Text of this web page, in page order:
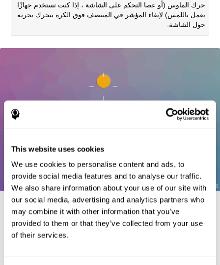
This website uses cookies
We use cookies to personalise content and ads, to
provide social media features and to analyse our traffic.
We also share information about your use of our site with
our social media, advertising and analytics partners who
may combine it with other information that you’ve
provided to them or that they’ve collected from your use
of their services.
حرك الماوس (أو عصا التحكم على الشاشة ، إذا كنت تستخدم جهازًا
يعمل باللمس) لإبقاء المؤشر في المنتصف فوق الكرة يتحرك بحرية
حول الشاشة.
المراجع:
Greenberg, L. M., Kindschi, C. L., & Corman, C. L. (1996).